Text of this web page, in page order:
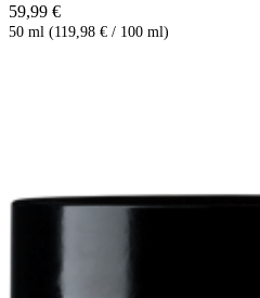
59,99 €
50 ml (119,98 € / 100 ml)